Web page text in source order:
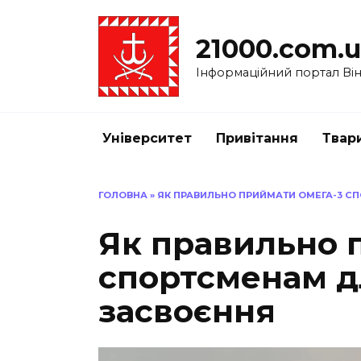
Інформаційний портал
Університет Привітання
ГОЛОВНА » ЯК ПРАВИЛЬНО ПРИЙМАТИ ОМЕГА-3
Як правильно
спортсменам
засвоєння